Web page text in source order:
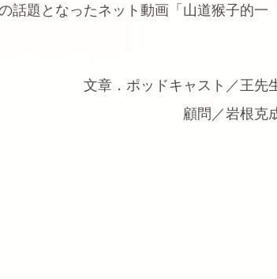
話題となったネット動画「山道猴子的一
文章．ポッドキャスト／王先
顧問／岩根克